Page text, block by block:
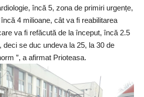
încă 5, zona de primiri urgențe,
4 milioane, cât va fi reabilitarea
va fi refăcută de la început, încă 2.5
se duc undeva la 25, la 30 de
”, a afirmat Prioteasa.